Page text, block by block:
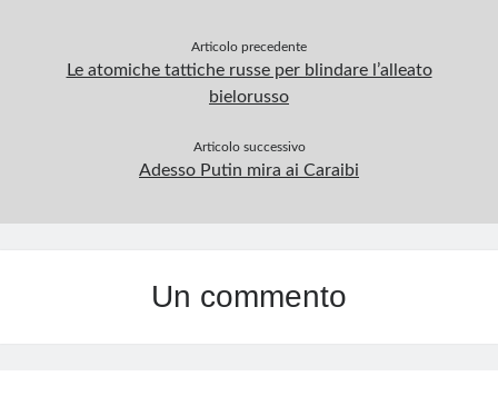
Articolo precedente
Le atomiche tattiche russe per blindare l’alleato
bielorusso
Articolo successivo
Adesso Putin mira ai Caraibi
Un commento